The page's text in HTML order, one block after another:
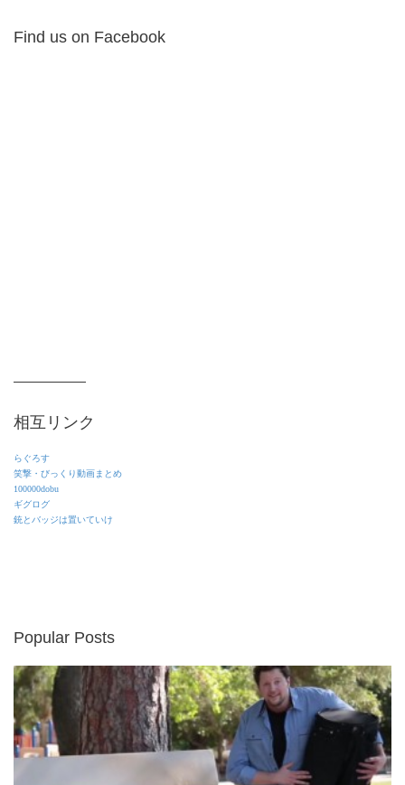
Find us on Facebook
相互リンク
らぐろす
笑撃・びっくり動画まとめ
100000dobu
ギグログ
銃とバッジは置いていけ
Popular Posts